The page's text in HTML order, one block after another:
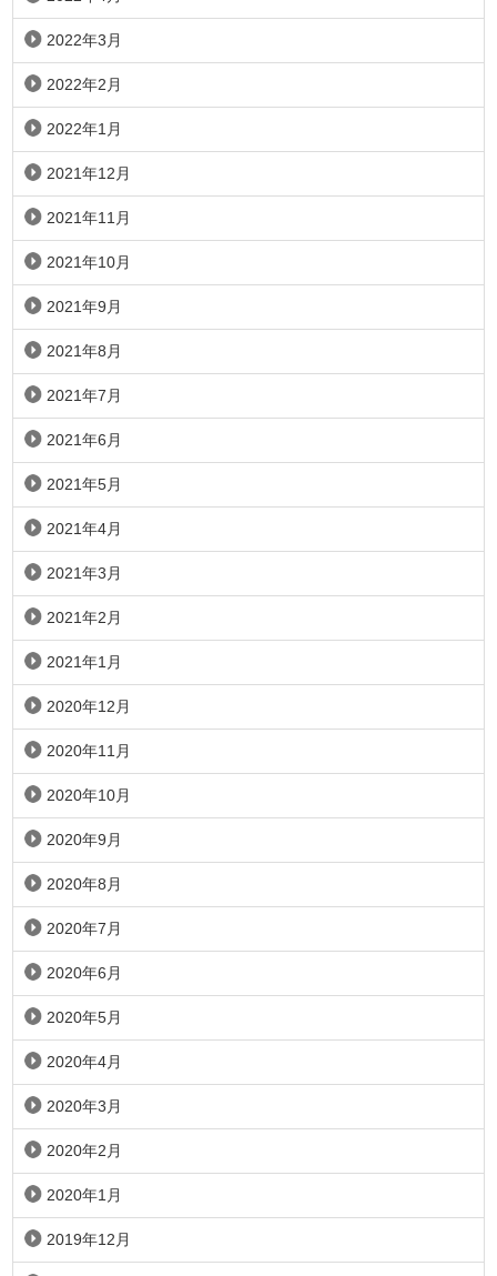
2022年3月
2022年2月
2022年1月
2021年12月
2021年11月
2021年10月
2021年9月
2021年8月
2021年7月
2021年6月
2021年5月
2021年4月
2021年3月
2021年2月
2021年1月
2020年12月
2020年11月
2020年10月
2020年9月
2020年8月
2020年7月
2020年6月
2020年5月
2020年4月
2020年3月
2020年2月
2020年1月
2019年12月